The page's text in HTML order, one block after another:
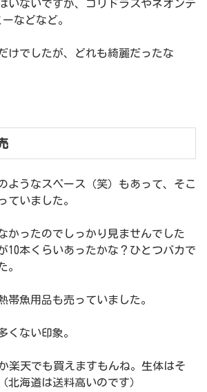
いないですが、コリドラスやネオンテ
ーなどなど。
けでしたが、どれも綺麗だったな
ようなスペース（笑）もあって、そこ
ていました。
かったのでしっかり見ませんでした
10本くらいあったかな？ひとつバカで
。
帯魚用品も売っていました。
くない印象。
楽天でも買えますもんね。生体はそ
北海道は送料高いのです）